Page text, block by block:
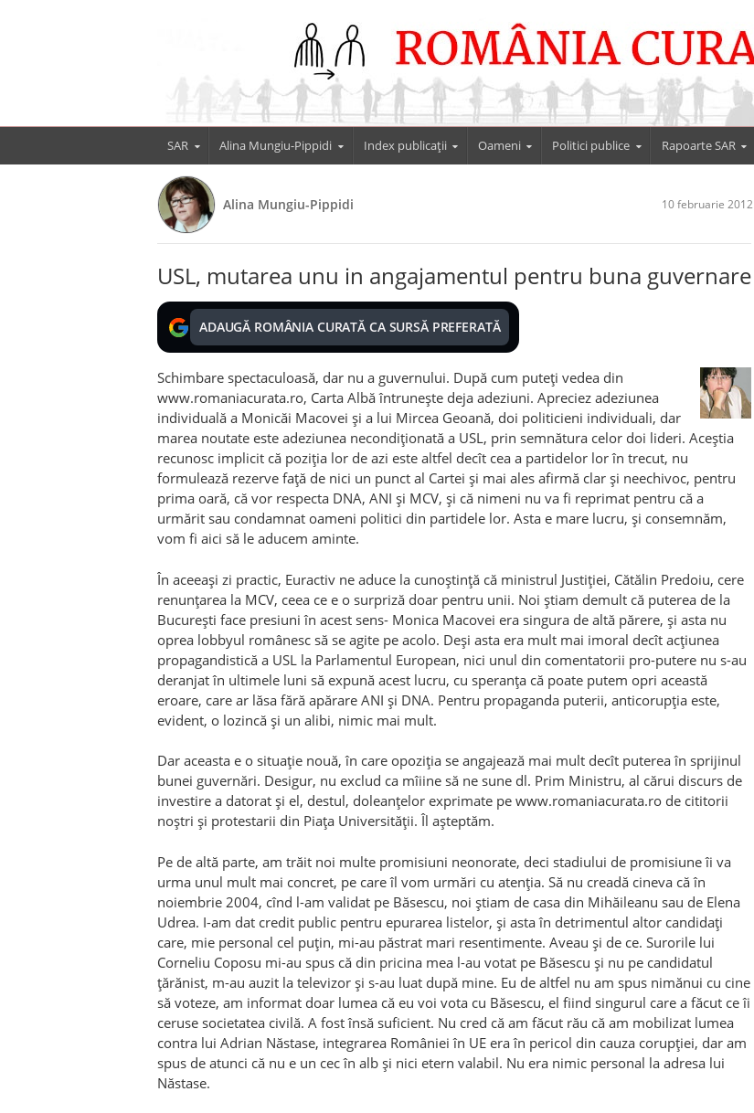
SAR Alina Mungiu-Pippidi Index publicații Oameni Politici publice Rapoarte SAR
Alina Mungiu-Pippidi 10 februarie 2012
USL, mutarea unu in angajamentul pentru buna guvernare
ADAUGĂ ROMÂNIA CURATĂ CA SURSĂ PREFERATĂ
Schimbare spectaculoasă, dar nu a guvernului. După cum puteţi vedea din
www.romaniacurata.ro, Carta Albă întruneşte deja adeziuni. Apreciez adeziunea
individuală a Monicăi Macovei şi a lui Mircea Geoană, doi politicieni individuali, dar
marea noutate este adeziunea necondiţionată a USL, prin semnătura celor doi lideri. Aceştia
recunosc implicit că poziţia lor de azi este altfel decît cea a partidelor lor în trecut, nu
formulează rezerve faţă de nici un punct al Cartei şi mai ales afirmă clar şi neechivoc, pentru
prima oară, că vor respecta DNA, ANI şi MCV, şi că nimeni nu va fi reprimat pentru că a
urmărit sau condamnat oameni politici din partidele lor. Asta e mare lucru, şi consemnăm,
vom fi aici să le aducem aminte.
În aceeaşi zi practic, Euractiv ne aduce la cunoştinţă că ministrul Justiţiei, Cătălin Predoiu, cere
renunţarea la MCV, ceea ce e o surpriză doar pentru unii. Noi ştiam demult că puterea de la
Bucureşti face presiuni în acest sens- Monica Macovei era singura de altă părere, şi asta nu
oprea lobbyul românesc să se agite pe acolo. Deşi asta era mult mai imoral decît acţiunea
propagandistică a USL la Parlamentul European, nici unul din comentatorii pro-putere nu s-au
deranjat în ultimele luni să expună acest lucru, cu speranţa că poate putem opri această
eroare, care ar lăsa fără apărare ANI şi DNA. Pentru propaganda puterii, anticorupţia este,
evident, o lozincă şi un alibi, nimic mai mult.
Dar aceasta e o situaţie nouă, în care opoziţia se angajează mai mult decît puterea în sprijinul
bunei guvernări. Desigur, nu exclud ca mîiine să ne sune dl. Prim Ministru, al cărui discurs de
investire a datorat şi el, destul, doleanţelor exprimate pe www.romaniacurata.ro de cititorii
noştri şi protestarii din Piaţa Universităţii. Îl aşteptăm.
Pe de altă parte, am trăit noi multe promisiuni neonorate, deci stadiului de promisiune îi va
urma unul mult mai concret, pe care îl vom urmări cu atenţia. Să nu creadă cineva că în
noiembrie 2004, cînd l-am validat pe Băsescu, noi ştiam de casa din Mihăileanu sau de Elena
Udrea. I-am dat credit public pentru epurarea listelor, şi asta în detrimentul altor candidaţi
care, mie personal cel puţin, mi-au păstrat mari resentimente. Aveau şi de ce. Surorile lui
Corneliu Coposu mi-au spus că din pricina mea l-au votat pe Băsescu şi nu pe candidatul
ţărănist, m-au auzit la televizor şi s-au luat după mine. Eu de altfel nu am spus nimănui cu cine
să voteze, am informat doar lumea că eu voi vota cu Băsescu, el fiind singurul care a făcut ce îi
ceruse societatea civilă. A fost însă suficient. Nu cred că am făcut rău că am mobilizat lumea
contra lui Adrian Năstase, integrarea României în UE era în pericol din cauza corupţiei, dar am
spus de atunci că nu e un cec în alb şi nici etern valabil. Nu era nimic personal la adresa lui
Năstase.